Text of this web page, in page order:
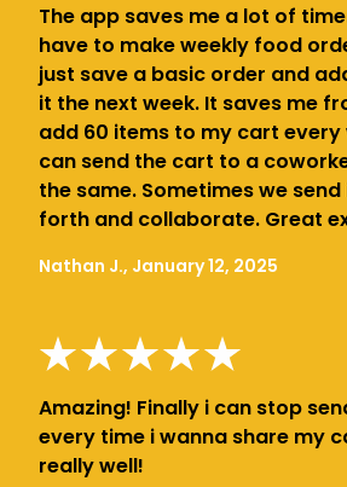
The app saves me a lot of
have to make weekly food
just save a basic order and
it the next week. It saves me
add 60 items to my cart every
can send the cart to a
the same. Sometimes we
forth and collaborate. Great
Nathan J., January 12, 2025
Amazing! Finally i can stop
every time i wanna share my
really well!